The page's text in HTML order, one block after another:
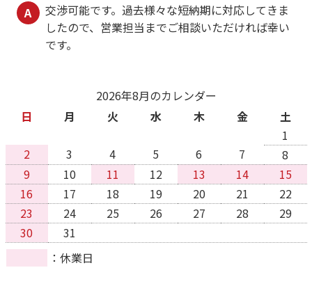
A
交渉可能です。過去様々な短納期に対応してきま
したので、営業担当までご相談いただければ幸い
です。
2026年8月のカレンダー
日
月 火 水 木 金
土
1
2
3 4 5 6 7
8
9
10 11 12 13 14
15
16
17 18 19 20 21
22
23
24 25 26 27 28
29
30
31
休業日